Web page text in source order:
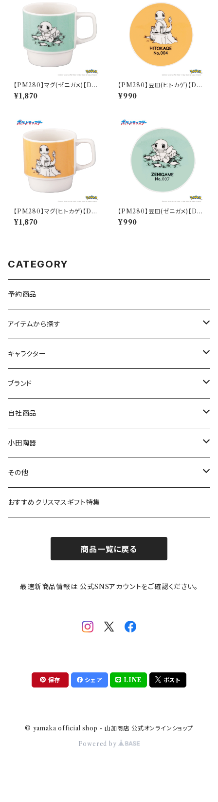
【PM280】マグ(ゼニガメ)【Dail
y Sketch】PM283-11
¥1,870
【PM280】豆皿(ヒトカゲ)【Dail
y Sketch】PM282-333
¥990
【PM280】マグ(ヒトカゲ)【Dail
y Sketch】PM282-11
¥1,870
【PM280】豆皿(ゼニガメ)【Dail
y Sketch】PM283-333
¥990
CATEGORY
予約商品
アイテムから探す
九谷焼
マグ＆カップ
プレート
ボウル
ガラスウェア
カトラリー
キャラクター
ムーミン
80th記念アイテム
リトルミイの日記念アイテム
MOOMIN ANIMATION
スヌーピー
ピーターラビット
ポケットモンスター
mofusand（モフサンド）
mofsand×日比谷花壇
ちびまる子ちゃんandクレヨンしんちゃん
ブランド
LA AMYS(エミーズ)
LISA LARSON(リサラーソン)
LAURA ASHLEY(ローラ アシュレイ)
Finlayson(フィンレイソン)
HANAE MORI(ハナエモリ)
THE BEATLES(ザ・ビートルズ)
【山加商店×yaeko】migratory bird
自社商品
ねこ企画
Cecera(セセラ)
CELEC(セレック)
隅切り重箱
HAPPY DINING(ハッピーダイニング)
小田陶器
さざなみ
吉祥
メイメイウェア
SoSo(ソソ）
その他
リサイクル食器
おすすめクリスマスギフト特集
商品一覧に戻る
最速新商品情報は 公式SNSアカウントをご確認ください。
保存 シェア LINE ポスト
© yamaka official shop - 山加商店 公式オンラインショップ
Powered by